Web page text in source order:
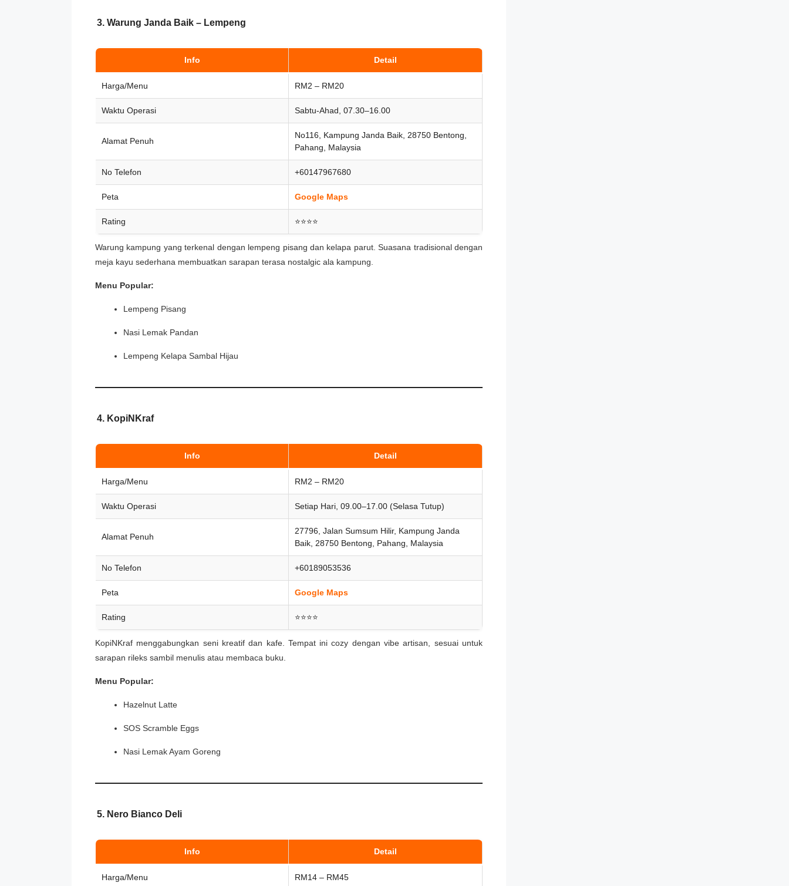
3. Warung Janda Baik – Lempeng
Info Detail
Harga/Menu RM2 – RM20
Waktu Operasi Sabtu-Ahad, 07.30–16.00
Alamat Penuh
No116, Kampung Janda Baik, 28750 Bentong,
Pahang, Malaysia
No Telefon +60147967680
Peta Google Maps
Rating ⭐⭐⭐⭐
Warung kampung yang terkenal dengan lempeng pisang dan kelapa parut. Suasana tradisional dengan
meja kayu sederhana membuatkan sarapan terasa nostalgic ala kampung.
Menu Popular:
Lempeng Pisang
Nasi Lemak Pandan
Lempeng Kelapa Sambal Hijau
4. KopiNKraf
Info Detail
Harga/Menu RM2 – RM20
Waktu Operasi Setiap Hari, 09.00–17.00 (Selasa Tutup)
Alamat Penuh
27796, Jalan Sumsum Hilir, Kampung Janda
Baik, 28750 Bentong, Pahang, Malaysia
No Telefon +60189053536
Peta Google Maps
Rating ⭐⭐⭐⭐
KopiNKraf menggabungkan seni kreatif dan kafe. Tempat ini cozy dengan vibe artisan, sesuai untuk
sarapan rileks sambil menulis atau membaca buku.
Menu Popular:
Hazelnut Latte
SOS Scramble Eggs
Nasi Lemak Ayam Goreng
5. Nero Bianco Deli
Info Detail
Harga/Menu RM14 – RM45